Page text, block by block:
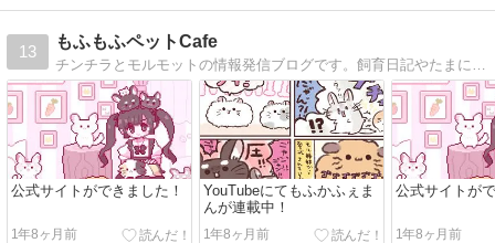
13
もふもふペットCafe
チンチラとモルモットの情報発信ブログです。飼育日記やたまに4コマ漫画も。
公式サイトができました！
1年8ヶ月前
YouTubeにてもふかふぇま
んが連載中！
1年8ヶ月前
公式サイトが
1年8ヶ月前